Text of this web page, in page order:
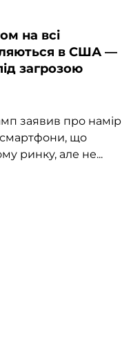
на всі
в США —
загрозою
заявив про намір
смартфони, що
ринку, але не...